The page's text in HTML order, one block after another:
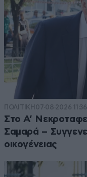
ΠΟΛΙΤΙΚΗ 07·08·2026 11:36
Στο Α’
Σαμαρά –
οικογένειας